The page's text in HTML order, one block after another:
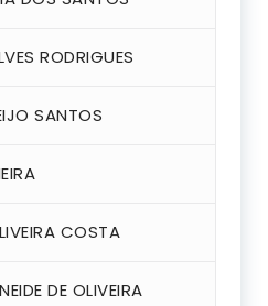
RODRIGUES
SANTOS
COSTA
DE OLIVEIRA